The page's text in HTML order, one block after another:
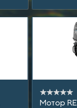
Мотор